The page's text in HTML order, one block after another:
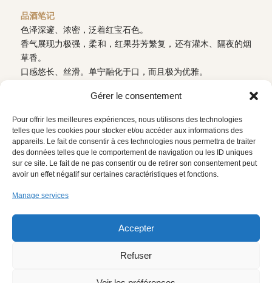
Gérer le consentement
Pour offrir les meilleures expériences, nous utilisons des technologies
telles que les cookies pour stocker et/ou accéder aux informations des
appareils. Le fait de consentir à ces technologies nous permettra de traiter
des données telles que le comportement de navigation ou les ID uniques
sur ce site. Le fait de ne pas consentir ou de retirer son consentement peut
avoir un effet négatif sur certaines caractéristiques et fonctions.
Manage services
Accepter
Refuser
品酒笔记
色泽深邃、浓密，泛着红宝石色。
香气展现力极强，柔和，红果芬芳繁复，还有灌木、隔夜的烟
草香。
口感悠长、丝滑。单宁融化于口，而且极为优雅。
返回